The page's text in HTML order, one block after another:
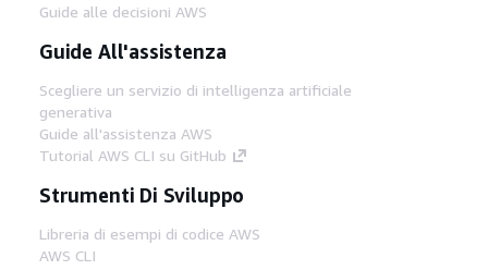
Guide alle decisioni AWS
Guide All'assistenza
Scegliere un servizio di intelligenza artificiale
generativa
Guide all'assistenza AWS
Tutorial AWS CLI su GitHub
Strumenti Di Sviluppo
Libreria di esempi di codice AWS
AWS CLI